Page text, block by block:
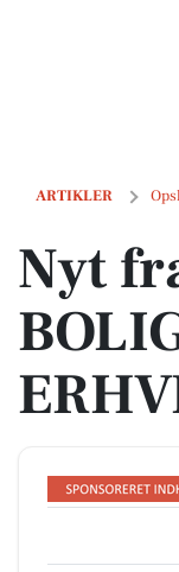
ARTIKLER
Nyt fra
Nyt